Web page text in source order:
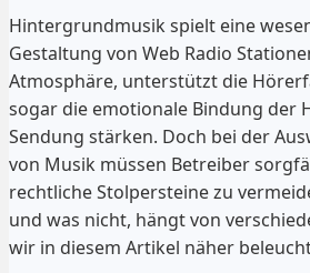
Hintergrundmusik spielt eine
Gestaltung von Web Radio
Atmosphäre, unterstützt die
sogar die emotionale Bindung der
Sendung stärken. Doch bei der
von Musik müssen Betreiber
rechtliche Stolpersteine zu
und was nicht, hängt von
wir in diesem Artikel näher